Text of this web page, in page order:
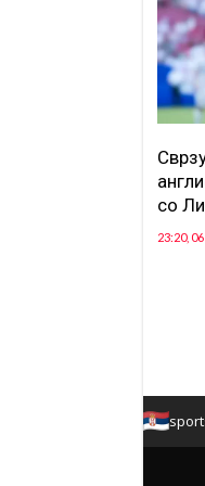
со
23:20,